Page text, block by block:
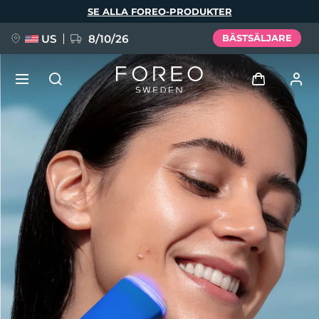
SE ALLA FOREO-PRODUKTER
US 8/10/26 BÄSTSÄLJARE
Logga in
Användarprofil
Mina enheter
Mina beställningar
Mina adresser
Mina prenumerationer
NYHET
FAQ™ Pure Beauty-Tech Elixir
BREAKING NEWS
issa™ Teeth Whitening Set
Språk
English Deutsch
Español
Français
Português
Polski
Русский
Türkçe
简体中文 繁體中文